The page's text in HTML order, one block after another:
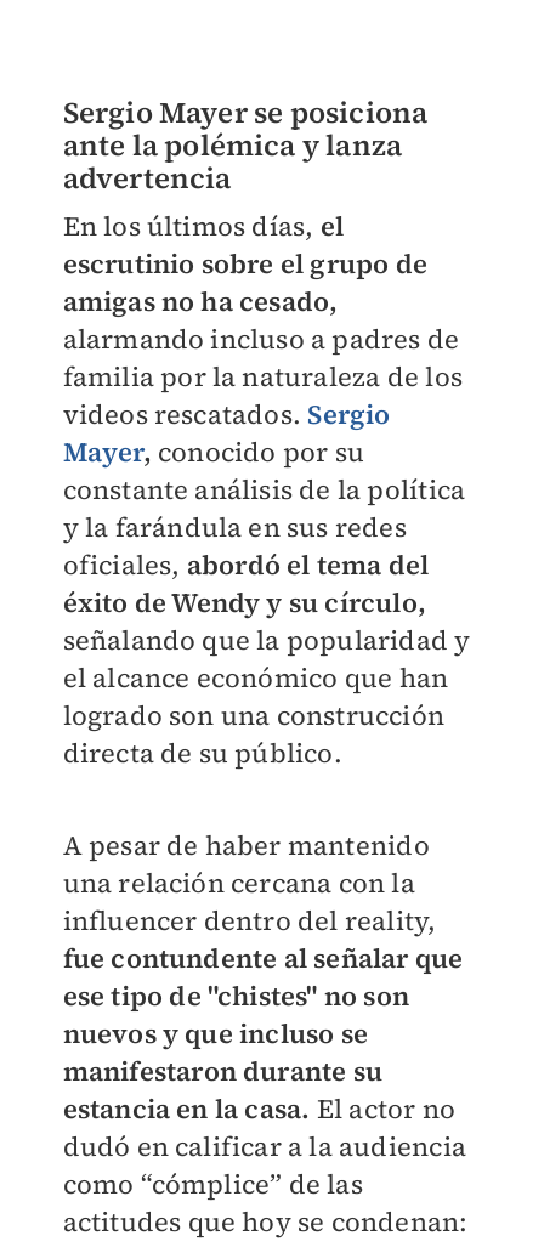
Sergio Mayer se posiciona
ante la polémica y lanza
advertencia
En los últimos días, el
escrutinio sobre el grupo de
amigas no ha cesado,
alarmando incluso a padres de
familia por la naturaleza de los
videos rescatados. Sergio
Mayer, conocido por su
constante análisis de la política
y la farándula en sus redes
oficiales, abordó el tema del
éxito de Wendy y su círculo,
señalando que la popularidad y
el alcance económico que han
logrado son una construcción
directa de su público.
A pesar de haber mantenido
una relación cercana con la
influencer dentro del reality,
fue contundente al señalar que
ese tipo de "chistes" no son
nuevos y que incluso se
manifestaron durante su
estancia en la casa. El actor no
dudó en calificar a la audiencia
como “cómplice” de las
actitudes que hoy se condenan: